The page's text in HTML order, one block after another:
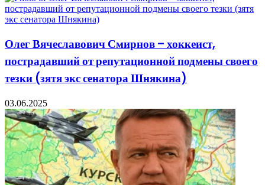
Олег Вячеславович Смирнов – хоккеист,
пострадавший от репутационной подмены своего
тезки (зятя экс сенатора Шнякина)
03.06.2025